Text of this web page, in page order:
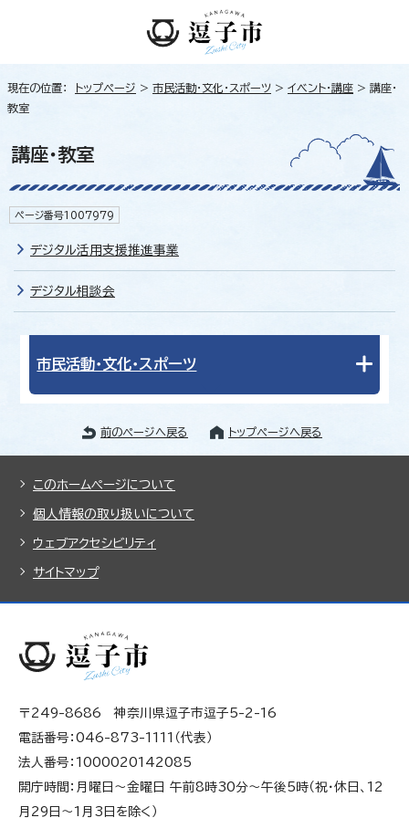
現在の位置： トップページ > 市民活動・文化・スポーツ > イベント・講座 > 講座・
教室
講座・教室
ページ番号1007979
デジタル活用支援推進事業
デジタル相談会
市民活動・文化・スポーツ
前のページへ戻る トップページへ戻る
このホームページについて
個人情報の取り扱いについて
ウェブアクセシビリティ
サイトマップ
〒249-8686 神奈川県逗子市逗子5-2-16
電話番号：046-873-1111（代表）
法人番号：1000020142085
開庁時間：月曜日～金曜日 午前8時30分～午後5時（祝・休日、12
月29日～1月3日を除く）